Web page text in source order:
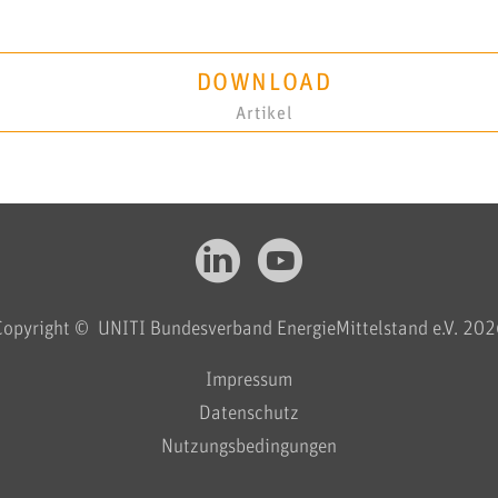
DOWNLOAD
Artikel
© UNITI Bundesverband EnergieMittelstand e.V.
Impressum
Datenschutz
Nutzungsbedingungen